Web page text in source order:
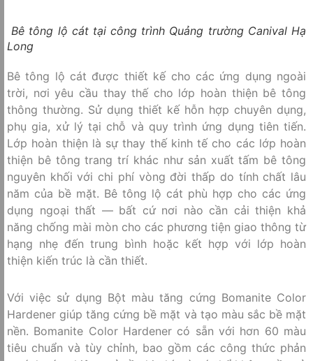
Bê tông lộ cát tại công trình Quảng trường Canival Hạ
Long
Bê tông lộ cát được thiết kế cho các ứng dụng ngoài
trời, nơi yêu cầu thay thế cho lớp hoàn thiện bê tông
thông thường. Sử dụng thiết kế hỗn hợp chuyên dụng,
phụ gia, xử lý tại chỗ và quy trình ứng dụng tiên tiến.
Lớp hoàn thiện là sự thay thế kinh tế cho các lớp hoàn
thiện bê tông trang trí khác như sản xuất tấm bê tông
nguyên khối với chi phí vòng đời thấp do tính chất lâu
năm của bề mặt. Bê tông lộ cát phù hợp cho các ứng
dụng ngoại thất — bất cứ nơi nào cần cải thiện khả
năng chống mài mòn cho các phương tiện giao thông từ
hạng nhẹ đến trung bình hoặc kết hợp với lớp hoàn
thiện kiến trúc là cần thiết.
Với việc sử dụng Bột màu tăng cứng Bomanite Color
Hardener giúp tăng cứng bề mặt và tạo màu sắc bề mặt
nền. Bomanite Color Hardener có sẵn với hơn 60 màu
tiêu chuẩn và tùy chỉnh, bao gồm các công thức phản